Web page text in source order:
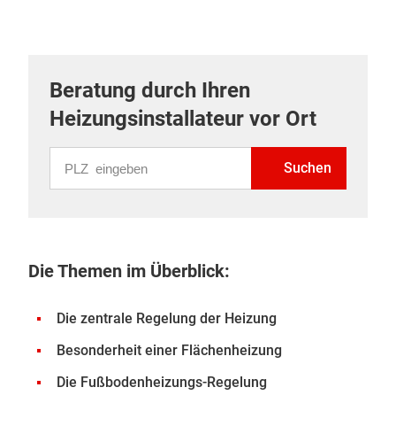
Beratung durch Ihren
Heizungsinstallateur vor Ort
Suchen
Die Themen im Überblick:
Die zentrale Regelung der Heizung
Besonderheit einer Flächenheizung
Die Fußbodenheizungs-Regelung